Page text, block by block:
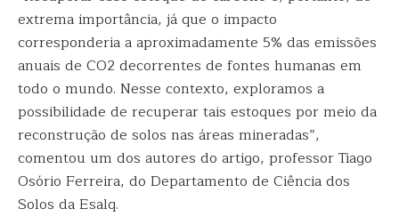
extrema importância, já que o impacto
corresponderia a aproximadamente 5% das emissões
anuais de CO2 decorrentes de fontes humanas em
todo o mundo. Nesse contexto, exploramos a
possibilidade de recuperar tais estoques por meio da
reconstrução de solos nas áreas mineradas”,
comentou um dos autores do artigo, professor Tiago
Osório Ferreira, do Departamento de Ciência dos
Solos da Esalq.